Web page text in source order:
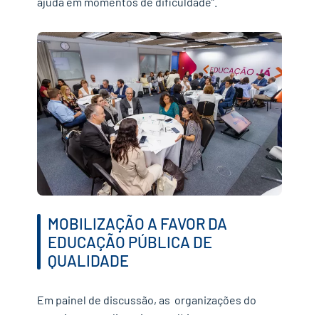
MOBILIZAÇÃO A FAVOR DA
EDUCAÇÃO PÚBLICA DE
QUALIDADE
Em painel de discussão, as organizações do